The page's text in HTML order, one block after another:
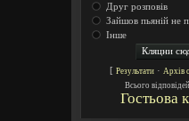
Друг розповів
Зайшов пьяній не
Інше
[ Результати · Архів
Всього
Гостьова